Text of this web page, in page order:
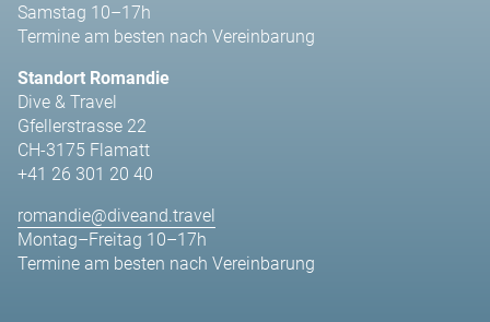
Samstag 10–17h
Termine am besten nach Vereinbarung
Standort Romandie
Dive & Travel
Gfellerstrasse 22
CH-3175 Flamatt
+41 26 301 20 40
romandie@diveand.travel
Montag–Freitag 10–17h
Termine am besten nach Vereinbarung